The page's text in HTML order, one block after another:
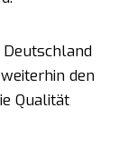
den
Qualität